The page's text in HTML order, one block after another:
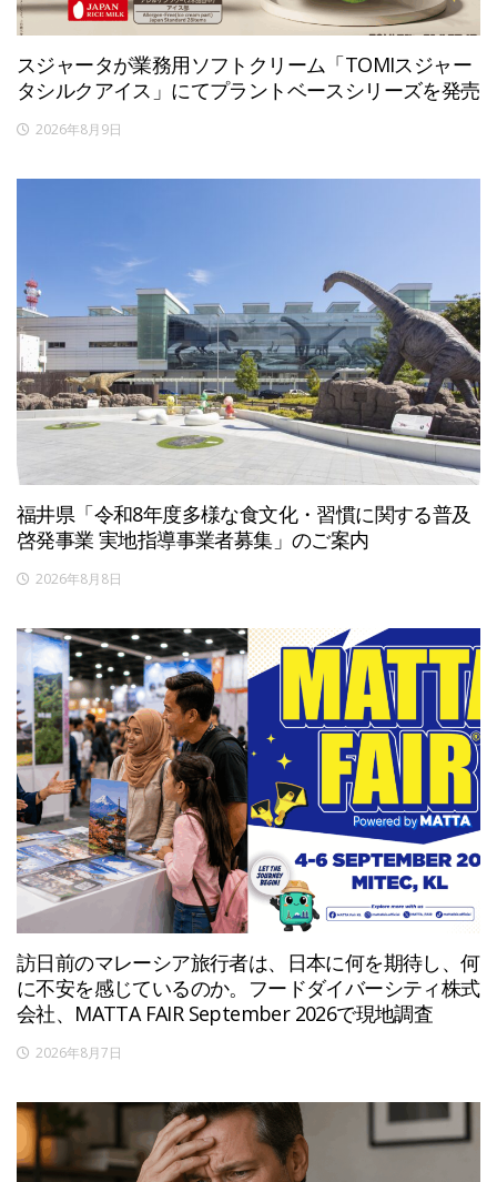
スジャータが業務用ソフトクリーム「TOMIスジャー
タシルクアイス」にてプラントベースシリーズを発売
2026年8月9日
福井県「令和8年度多様な食文化・習慣に関する普及
啓発事業 実地指導事業者募集」のご案内
2026年8月8日
訪日前のマレーシア旅行者は、日本に何を期待し、何
に不安を感じているのか。フードダイバーシティ株式
会社、MATTA FAIR September 2026で現地調査
2026年8月7日